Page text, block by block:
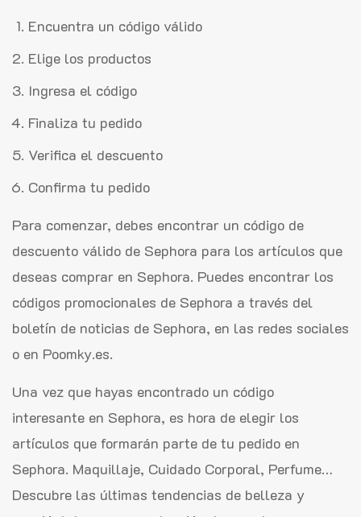
Encuentra un código válido
Elige los productos
Ingresa el código
Finaliza tu pedido
Verifica el descuento
Confirma tu pedido
Para comenzar, debes encontrar un código de
descuento válido de Sephora para los artículos que
deseas comprar en Sephora. Puedes encontrar los
códigos promocionales de Sephora a través del
boletín de noticias de Sephora, en las redes sociales
o en Poomky.es.
Una vez que hayas encontrado un código
interesante en Sephora, es hora de elegir los
artículos que formarán parte de tu pedido en
Sephora. Maquillaje, Cuidado Corporal, Perfume…
Descubre las últimas tendencias de belleza y